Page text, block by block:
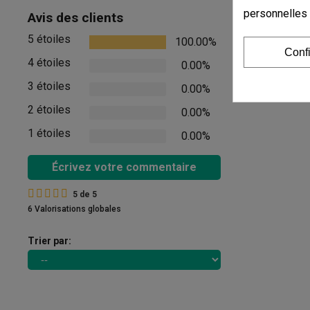
Avis des clients
5 étoiles
100.00%
4 étoiles
0.00%
3 étoiles
0.00%
2 étoiles
0.00%
1 étoiles
0.00%
Écrivez votre commentaire
5 de 5
6 Valorisations globales
Trier par:
Il n'y a pas
personnelles